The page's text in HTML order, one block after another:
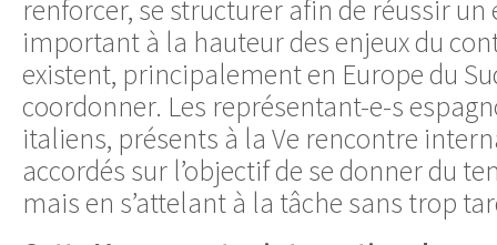
renforcer, se structurer afin de réussir un
important à la hauteur des enjeux du
existent, principalement en Europe du
coordonner. Les représentant-e-s
italiens, présents à la Ve rencontre
accordés sur l’objectif de se donner du
mais en s’attelant à la tâche sans trop